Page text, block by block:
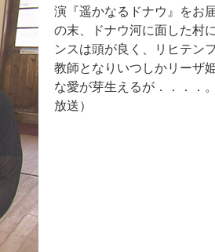
演『遥かなるドナウ』をお
の末、ドナウ河に面した村
ンスは頭が良く、リヒテン
教師となりいつしかリーザ
な愛が芽生えるが．．．．
放送）